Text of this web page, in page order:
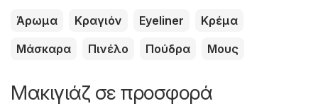
Άρωμα Κραγιόν Eyeliner
Κρέμα
Μάσκαρα
Πινέλο Πούδρα Μους
Μακιγιάζ σε προσφορά